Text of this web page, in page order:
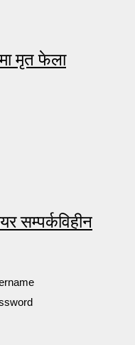
मृत फेला
सम्पर्कविहीन